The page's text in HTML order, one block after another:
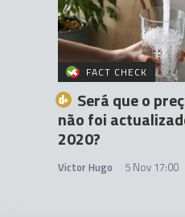
FACT CHECK
Será que o
não foi
2020?
Victor Hugo 5 Nov 17:00